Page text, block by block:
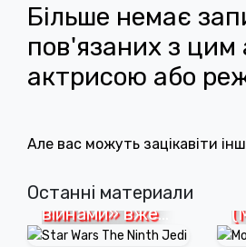
Більше немає
пов'язаних з
актрисою або
Але вас можуть зацікавіти
Останні материали
за «Зоряними
війнами» вже
вийшов на